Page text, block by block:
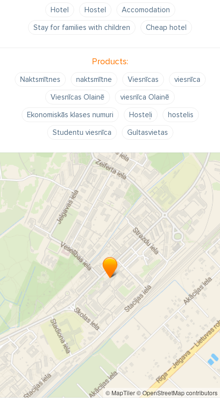
Hotel Hostel
Accomodation
Stay for families with children
Cheap hotel
Products:
Naktsmītnes naktsmītne Viesnīcas
viesnīca
Viesnīcas Olainē
viesnīca Olainē
Ekonomiskās klases numuri
Hosteļi
hostelis
Studentu viesnīca
Gultasvietas
© MapTiler© OpenStreetMap contributors